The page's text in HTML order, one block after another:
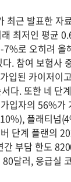
최근 발표한 자
최저인 평균
로 오히려 올
. 참여 보험사
입된 카이저이
다. 또한 네 단
입자의 56%가
플래티넘
단계 플랜의
부담 한도
달러, 응급실